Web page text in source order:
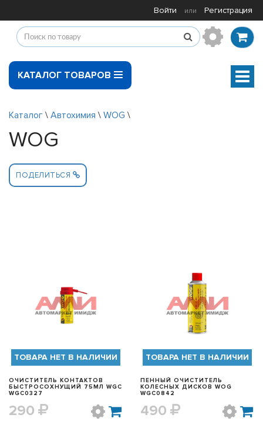
Войти или Регистрация
КАТАЛОГ ТОВАРОВ
Каталог \ Автохимия \ WOG \
WOG
ПОДЕЛИТЬСЯ
БЫСТРЫЙ ПРОСМОТР
ТОВАРА НЕТ В НАЛИЧИИ
ОЧИСТИТЕЛЬ КОНТАКТОВ
БЫСТРОСОХНУЩИЙ 75МЛ WGC
WGC0327
290
БЫСТРЫЙ ПРОСМОТР
ТОВАРА НЕТ В НАЛИЧИИ
ПЕННЫЙ ОЧИСТИТЕЛЬ
КОЛЕСНЫХ ДИСКОВ WOG
WGC0842
490